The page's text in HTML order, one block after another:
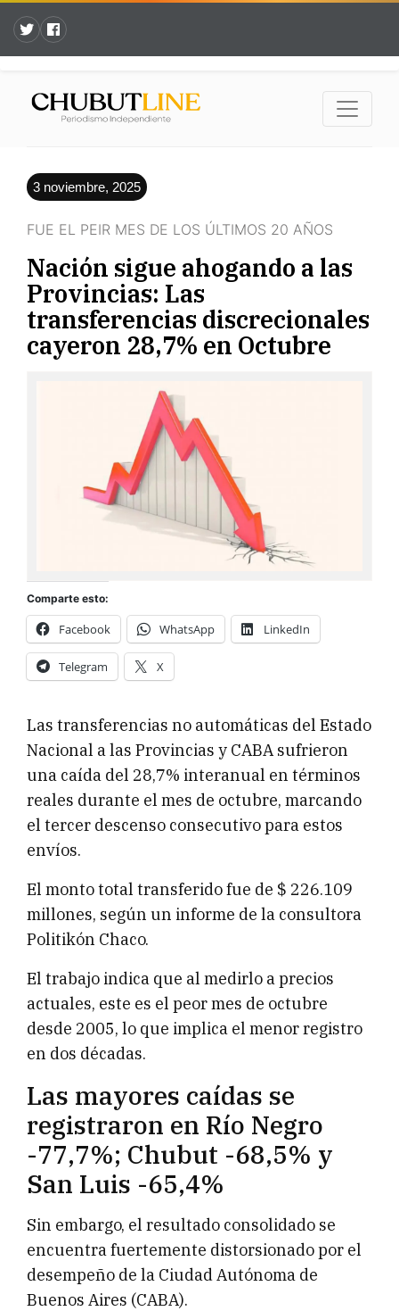
3 noviembre, 2025
FUE EL PEIR MES DE LOS ÚLTIMOS 20 AÑOS
Nación sigue ahogando a las
Provincias: Las
transferencias discrecionales
cayeron 28,7% en Octubre
Comparte esto:
Facebook WhatsApp LinkedIn
Telegram X
Las transferencias no automáticas del Estado
Nacional a las Provincias y CABA sufrieron
una caída del 28,7% interanual en términos
reales durante el mes de octubre, marcando
el tercer descenso consecutivo para estos
envíos.
El monto total transferido fue de $ 226.109
millones, según un informe de la consultora
Politikón Chaco.
El trabajo indica que al medirlo a precios
actuales, este es el peor mes de octubre
desde 2005, lo que implica el menor registro
en dos décadas.
Las mayores caídas se
registraron en Río Negro
-77,7%; Chubut -68,5% y
San Luis -65,4%
Sin embargo, el resultado consolidado se
encuentra fuertemente distorsionado por el
desempeño de la Ciudad Autónoma de
Buenos Aires (CABA).